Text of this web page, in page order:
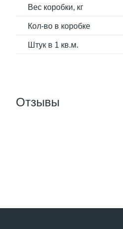
Вес коробки, кг
Кол-во в коробке
Штук в 1 кв.м.
Отзывы